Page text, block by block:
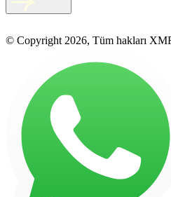
© Copyright 2026, Tüm hakları